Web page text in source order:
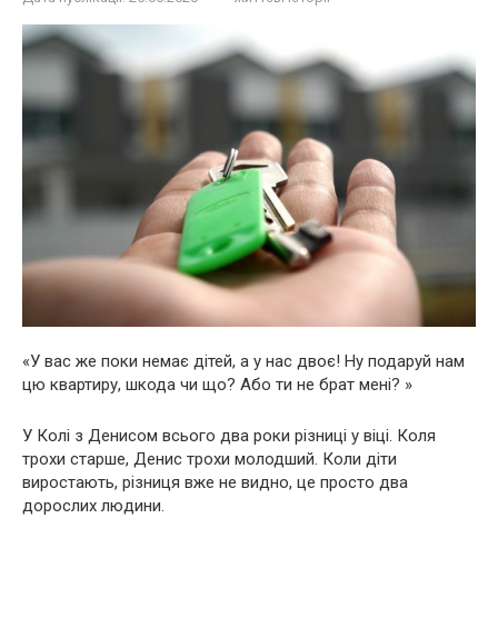
«У вас же поки немає дітей, а у нас двоє! Ну подаруй нам
цю квартиру, шкода чи що? Або ти не брат мені? »
У Колі з Денисом всього два роки різниці у віці. Коля
трохи старше, Денис трохи молодший. Коли діти
виростають, різниця вже не видно, це просто два
дорослих людини.